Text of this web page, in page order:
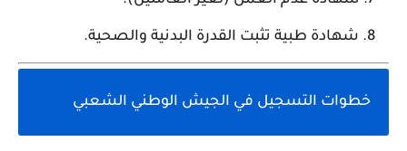
شهادة طبية تثبت القدرة البدنية والصحية.
خطوات التسجيل في الجيش الوطني الشعبي